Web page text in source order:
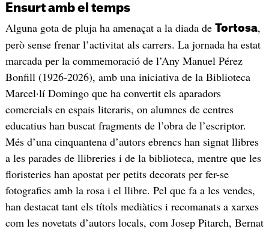
Ensurt amb el temps
Alguna gota de pluja ha amenaçat a la diada de Tortosa,
però sense frenar l’activitat als carrers. La jornada ha estat
marcada per la commemoració de l’Any Manuel Pérez
Bonfill (1926-2026), amb una iniciativa de la Biblioteca
Marcel·lí Domingo que ha convertit els aparadors
comercials en espais literaris, on alumnes de centres
educatius han buscat fragments de l’obra de l’escriptor.
Més d’una cinquantena d’autors ebrencs han signat llibres
a les parades de llibreries i de la biblioteca, mentre que les
floristeries han apostat per petits decorats per fer-se
fotografies amb la rosa i el llibre. Pel que fa a les vendes,
han destacat tant els títols mediàtics i recomanats a xarxes
com les novetats d’autors locals, com Josep Pitarch, Bernat